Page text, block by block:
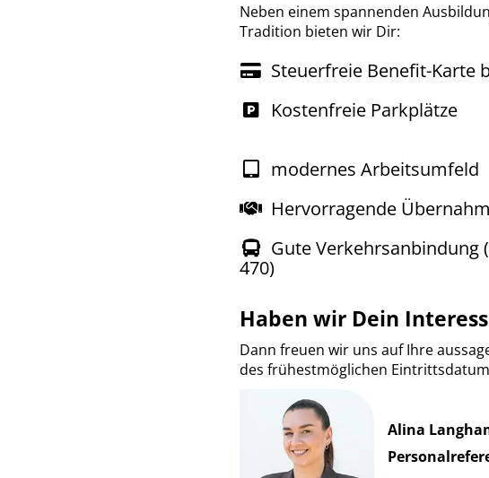
Neben einem spannenden
Tradition bieten wir Dir:
Steuerfreie Benefit-Karte
Kostenfreie Parkplätze
modernes Arbeitsumfeld
Hervorragende
Gute Verkehrsanbindung
470)
Haben wir Dein
Dann freuen wir uns auf Ihre
des frühestmöglichen
Alina